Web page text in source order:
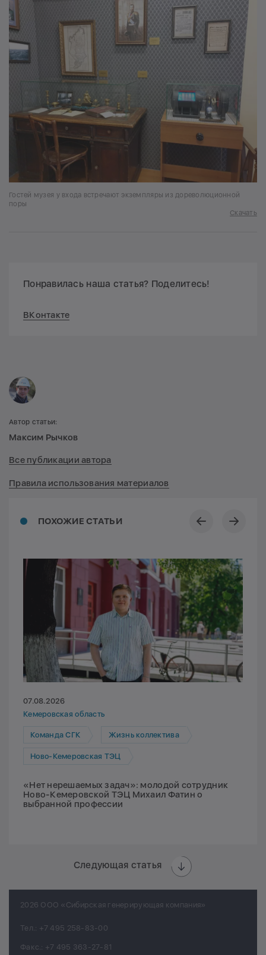
Гостей музея у входа встречают экземпляры из дореволюционной
поры
Скачать
Понравилась наша статья? Поделитесь!
ВКонтакте
ПОХОЖИЕ СТАТЬИ
07.08.2026
Кемеровская область
Команда СГК Жизнь коллектива
Ново-Кемеровская ТЭЦ
«Нет нерешаемых задач»: молодой сотрудник
Ново-Кемеровской ТЭЦ Михаил Фатин о
выбранной профессии
Следующая статья
Автор статьи:
Максим Рычков
Все публикации автора
Правила использования материалов
2026 ООО «Сибирская генерирующая компания»
Тел.: +7 495 258-83-00
Факс.: +7 495 363-27-81